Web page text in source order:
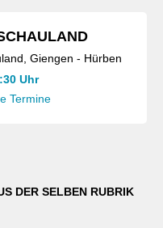
Giengen - Hürben
Uhr
Termine
DER SELBEN RUBRIK